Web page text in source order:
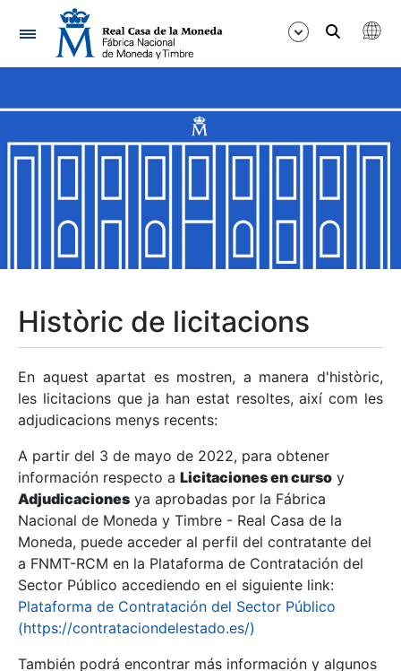
Navegació
Mostra/Amaga
Mostra/Amaga
Mostra/Amaga
Mostra/Amaga
Mostra/Amaga
Històric de licitacions
En aquest apartat es mostren, a manera d'històric,
les licitacions que ja han estat resoltes, així com les
adjudicacions menys recents:
A partir del 3 de mayo de 2022, para obtener
información respecto a Licitaciones en curso y
Adjudicaciones ya aprobadas por la Fábrica
Nacional de Moneda y Timbre - Real Casa de la
Moneda, puede acceder al perfil del contratante del
a FNMT-RCM en la Plataforma de Contratación del
Sector Público accediendo en el siguiente link:
Plataforma de Contratación del Sector Público
(https://contrataciondelestado.es/)
También podrá encontrar más información y algunos